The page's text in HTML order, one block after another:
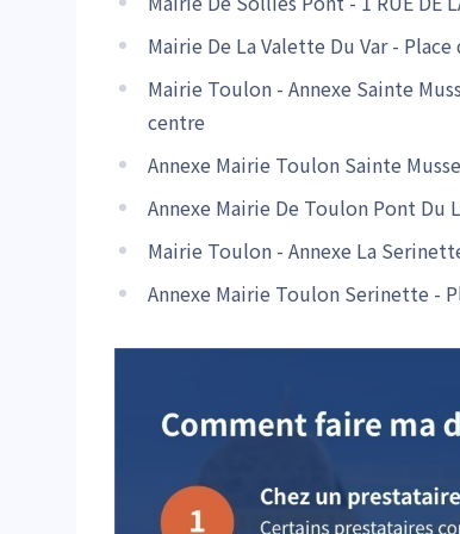
Mairie De La Valette Du Var -
Mairie Toulon - Annexe Sainte
centre
Annexe Mairie Toulon Sainte
Annexe Mairie De Toulon Pont Du
Mairie Toulon - Annexe La
Annexe Mairie Toulon Serinette -